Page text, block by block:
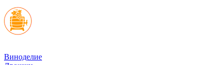
Виноделие